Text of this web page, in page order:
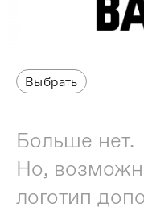
Выбрать
Больше нет.
Но,
логотип